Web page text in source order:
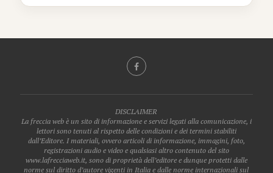
DISCLAIMER
La freccia web è un sito di informazione e servizi legati alla comunicazione, i
lettori sono tenuti al rispetto delle condizioni e dei termini stabiliti
dall’Editore. I materiali, ovvero articoli di informazione, immagini, foto,
registrazioni audio e video e qualsiasi altro contenuto del sito
www.lafrecciaweb.it, sono di proprietà dell’editore e dunque protetti dalle
norme sul diritto d’autore vigenti in Italia e dalle norme internazionali sul